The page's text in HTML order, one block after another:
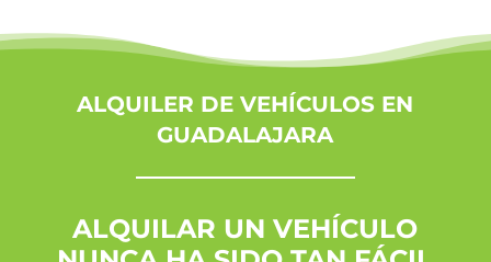
ALQUILER DE VEHÍCULOS EN
GUADALAJARA
ALQUILAR UN VEHÍCULO